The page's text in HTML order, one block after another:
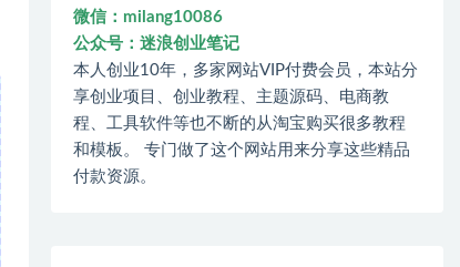
微信：milang10086
公众号：迷浪创业笔记
本人创业10年，多家网站VIP付费会员，本站分
享创业项目、创业教程、主题源码、电商教
程、工具软件等也不断的从淘宝购买很多教程
和模板。 专门做了这个网站用来分享这些精品
付款资源。